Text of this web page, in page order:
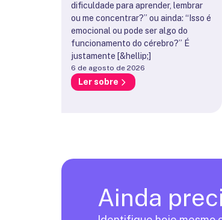
dificuldade para aprender, lembrar
ou me concentrar?” ou ainda: “Isso é
emocional ou pode ser algo do
funcionamento do cérebro?” É
justamente [&hellip;]
Ler sobre
6 de agosto de 2026
Ainda